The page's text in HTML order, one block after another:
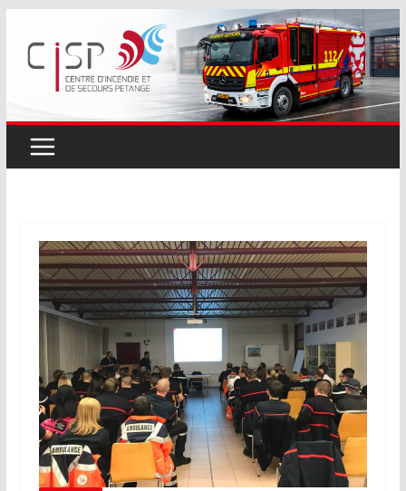
contenu